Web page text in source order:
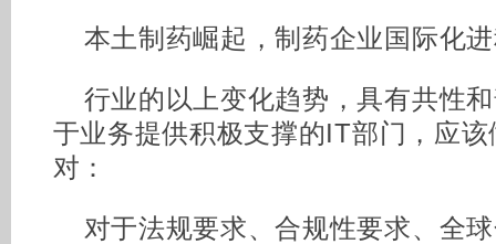
本土制药崛起，制药企业国际化
行业的以上变化趋势，具有共性
于业务提供积极支撑的IT部门，应
对：
对于法规要求、合规性要求、全